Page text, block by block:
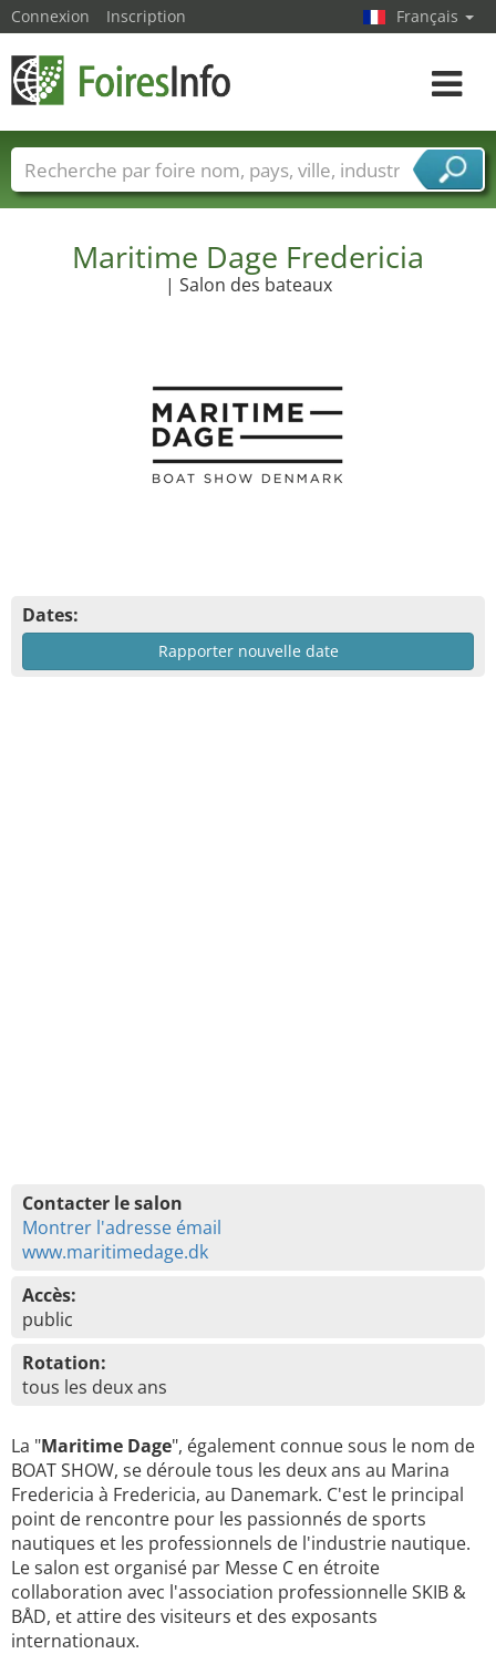
Maritime Dage Fredericia
| Salon des bateaux
Dates:
Rapporter nouvelle date
Contacter le salon
Montrer l'adresse émail
www.maritimedage.dk
Accès:
public
Rotation:
tous les deux ans
La "Maritime Dage", également connue sous le nom de
BOAT SHOW, se déroule tous les deux ans au Marina
Fredericia à Fredericia, au Danemark. C'est le principal
point de rencontre pour les passionnés de sports
nautiques et les professionnels de l'industrie nautique.
Le salon est organisé par Messe C en étroite
collaboration avec l'association professionnelle SKIB &
BÅD, et attire des visiteurs et des exposants
internationaux.
Connexion Inscription Français
Toggle
Foire noms Pays Villes
Secteurs de foire